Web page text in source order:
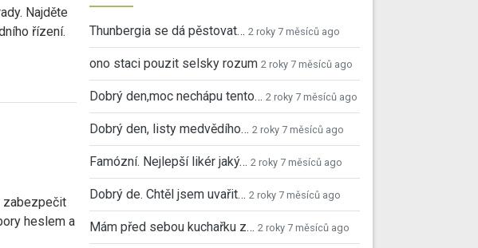
Najděte
řízení.
zabezpečit
heslem a
Thunbergia se dá pěstovat… 2 roky 7 měsíců ago
ono staci pouzit selsky rozum 2 roky 7 měsíců ago
Dobrý den,moc nechápu tento… 2 roky 7 měsíců ago
Dobrý den, listy medvědího… 2 roky 7 měsíců ago
Famózní. Nejlepší likér jaký… 2 roky 7 měsíců ago
Dobrý de. Chtěl jsem uvařit… 2 roky 7 měsíců ago
Mám před sebou kuchařku z… 2 roky 7 měsíců ago